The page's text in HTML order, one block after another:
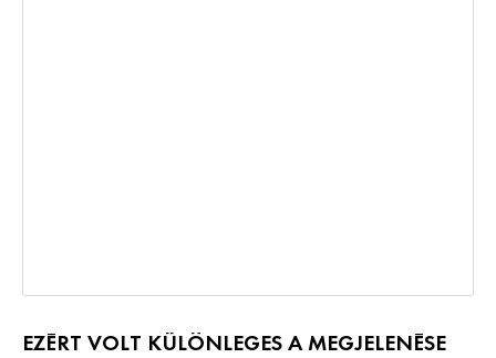
EZÉRT VOLT KÜLÖNLEGES A MEGJELENÉSE